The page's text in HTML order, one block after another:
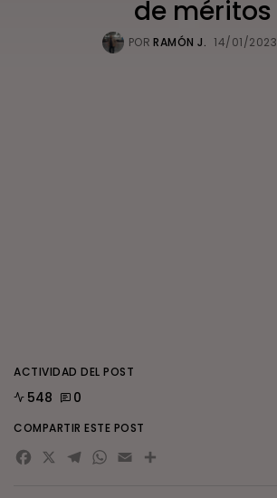
de méritos
POR RAMÓN J. 14/01/2023
ACTIVIDAD DEL POST
548 0
COMPARTIR ESTE POST
Facebook
X Telegram
WhatsApp
EmailCompartir